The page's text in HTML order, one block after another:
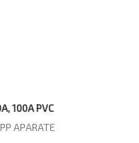
100A PVC
APARATE